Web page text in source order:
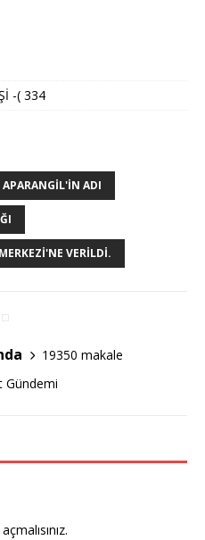
-( 334
APARANGIL'IN ADI
VERILDI.
19350 makale
Gündemi
.